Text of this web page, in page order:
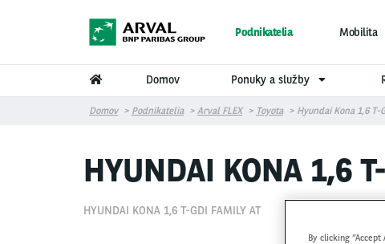
Podnikatelia Mobilita
Domov Ponuky a služby
Domov Podnikatelia Arval FLEX Toyota Hyundai Kona 1,6 T-
HYUNDAI KONA 1,6
HYUNDAI KONA 1,6 T-GDI FAMILY AT
By clicking